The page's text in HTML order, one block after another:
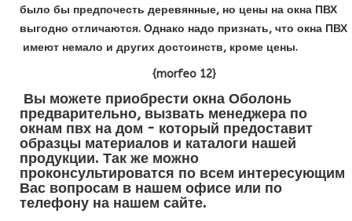
было бы предпочесть деревянные, но цены на окна ПВХ
выгодно отличаются. Однако надо признать, что окна ПВХ
имеют немало и других достоинств, кроме цены.
{morfeo 12}
Вы можете приобрести окна Оболонь
предварительно, вызвать менеджера по
окнам пвх на дом - который предоставит
образцы материалов и каталоги нашей
продукции. Так же можно
проконсультироватся по всем интересующим
Вас вопросам в нашем офисе или по
телефону на нашем сайте.